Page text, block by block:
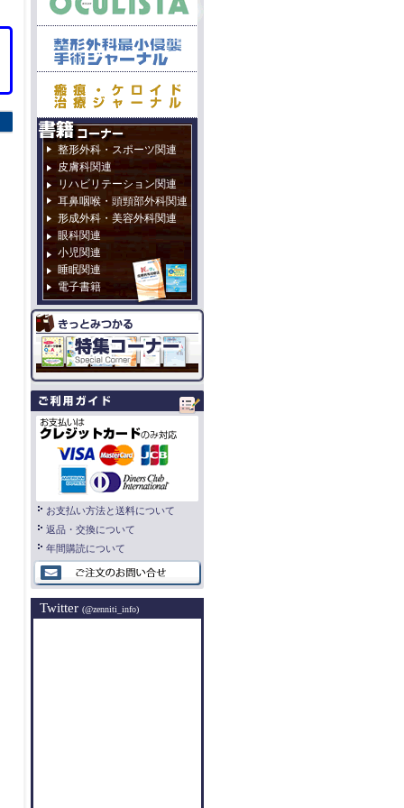
整形外科・スポーツ関連
皮膚科関連
リハビリテーション関連
耳鼻咽喉・頭頸部外科関連
形成外科・美容外科関連
眼科関連
小児関連
睡眠関連
電子書籍
お支払い方法と送料について
返品・交換について
年間購読について
Twitter (@zenniti_info)